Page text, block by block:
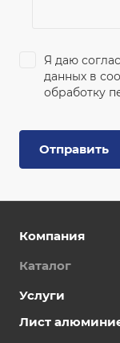
Я даю
данных в
обработку
Отправить
Компания
Каталог
Услуги
Лист